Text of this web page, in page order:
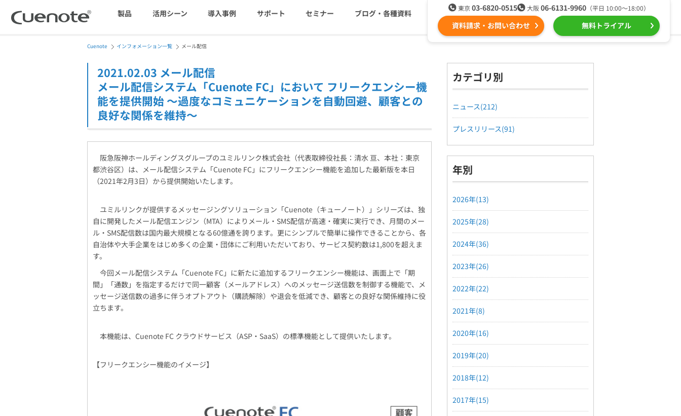
製品
メール配信システム メールリレーサーバー kintone（キントーン）メール配信
アンケートシステム・フォーム SNSプロモーション支援事業
活用シーン
会員獲得／ニーズ把握
効果改善・顧客育成 システム連携・効率化 セキュリティ対策
導入事例 サポート セミナー ブログ・各種資料
マーケティングブログ
資料請求・お問い合わせ 無料トライアル
東京 03-6820-0515 大阪 06-6131-9960（平日 10:00〜18:00）
Cuenote インフォメーション一覧 メール配信
2021.02.03 メール配信
メール配信システム「Cuenote FC」において フリークエンシー機
能を提供開始 ～過度なコミュニケーションを自動回避、顧客との
良好な関係を維持～
阪急阪神ホールディングスグループのユミルリンク株式会社（代表取締役社長：清水 亘、本社：東京
都渋谷区）は、メール配信システム「Cuenote FC」にフリークエンシー機能を追加した最新版を本日
（2021年2月3日）から提供開始いたします。
ユミルリンクが提供するメッセージングソリューション「Cuenote（キューノート）」シリーズは、独
自に開発したメール配信エンジン（MTA）によりメール・SMS配信が高速・確実に実行でき、月間のメー
ル・SMS配信数は国内最大規模となる60億通を誇ります。更にシンプルで簡単に操作できることから、各
自治体や大手企業をはじめ多くの企業・団体にご利用いただいており、サービス契約数は1,800を超えま
す。
今回メール配信システム「Cuenote FC」に新たに追加するフリークエンシー機能は、画面上で「期
間」「通数」を指定するだけで同一顧客（メールアドレス）へのメッセージ送信数を制御する機能で、メ
ッセージ送信数の過多に伴うオプトアウト（購読解除）や退会を低減でき、顧客との良好な関係維持に役
立ちます。
本機能は、Cuenote FC クラウドサービス（ASP・SaaS）の標準機能として提供いたします。
【フリークエンシー機能のイメージ】
カテゴリ別
ニュース(212)
プレスリリース(91)
年別
2026年(13)
2025年(28)
2024年(36)
2023年(26)
2022年(22)
2021年(8)
2020年(16)
2019年(20)
2018年(12)
2017年(15)